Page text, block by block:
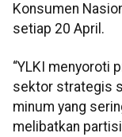
Konsumen
setiap 20 April.
“YLKI menyoroti
sektor strategis
minum yang
melibatkan